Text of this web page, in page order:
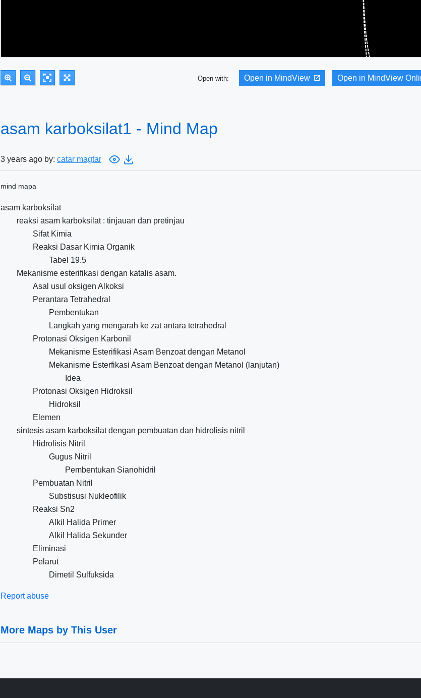
Open with: Open in MindView Open in MindView
asam karboksilat1 - Mind Map
3 years ago by: catar magtar
mind mapa
asam karboksilat
reaksi asam karboksilat : tinjauan dan pretinjau
Sifat Kimia
Reaksi Dasar Kimia Organik
Tabel 19.5
Mekanisme esterifikasi dengan katalis asam.
Asal usul oksigen Alkoksi
Perantara Tetrahedral
Pembentukan
Langkah yang mengarah ke zat antara tetrahedral
Protonasi Oksigen Karbonil
Mekanisme Esterifikasi Asam Benzoat dengan Metanol
Mekanisme Esterfikasi Asam Benzoat dengan Metanol (lanjutan)
Idea
Protonasi Oksigen Hidroksil
Hidroksil
Elemen
sintesis asam karboksilat dengan pembuatan dan hidrolisis nitril
Hidrolisis Nitril
Gugus Nitril
Pembentukan Sianohidril
Pembuatan Nitril
Substisusi Nukleofilik
Reaksi Sn2
Alkil Halida Primer
Alkil Halida Sekunder
Eliminasi
Pelarut
Dimetil Sulfuksida
Report abuse
More Maps by This User